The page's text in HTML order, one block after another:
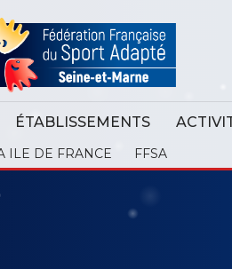
ÉTABLISSEMENTS
ILE DE FRANCE FFSA